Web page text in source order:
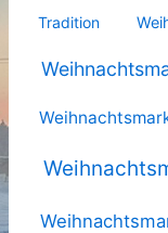
Tradition